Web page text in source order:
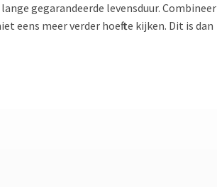
gegarandeerde levensduur. Combineer
eens meer verder hoeft te kijken. Dit is dan